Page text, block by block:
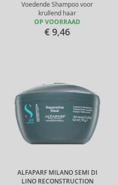
Voedende Shampoo voor
krullend haar
OP VOORRAAD
€ 9,46
ALFAPARF MILANO SEMI DI
LINO RECONSTRUCTION